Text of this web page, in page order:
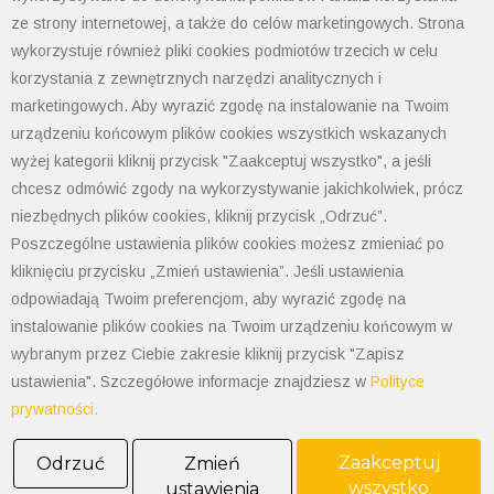
ze strony internetowej, a także do celów marketingowych. Strona
wykorzystuje również pliki cookies podmiotów trzecich w celu
korzystania z zewnętrznych narzędzi analitycznych i
marketingowych. Aby wyrazić zgodę na instalowanie na Twoim
urządzeniu końcowym plików cookies wszystkich wskazanych
wyżej kategorii kliknij przycisk "Zaakceptuj wszystko", a jeśli
chcesz odmówić zgody na wykorzystywanie jakichkolwiek, prócz
niezbędnych plików cookies, kliknij przycisk „Odrzuć”.
Poszczególne ustawienia plików cookies możesz zmieniać po
kliknięciu przycisku „Zmień ustawienia”. Jeśli ustawienia
odpowiadają Twoim preferencjom, aby wyrazić zgodę na
instalowanie plików cookies na Twoim urządzeniu końcowym w
wybranym przez Ciebie zakresie kliknij przycisk "Zapisz
ustawienia". Szczegółowe informacje znajdziesz w Polityce
prywatności.
Odrzuć
Zmień
ustawienia
Zaakceptuj
wszystko
email:biuro@polimet.com.pl
NIP: 547-008-67-86
KRS: 0000003533
REGON: 070008398
POLIMET S. Kij spółka jawna
Oddział Dąbrowa Górnicza
41-300 Dąbrowa Górnicza
Aleja Józefa Piłsudskiego 89
Tel. 32 268 50 99
kom. 538-208-100
dabrowa@polimet.com.pl
POLIMET S. Kij spółka jawna
40-584 Katowice
ul. Żeliwna 26